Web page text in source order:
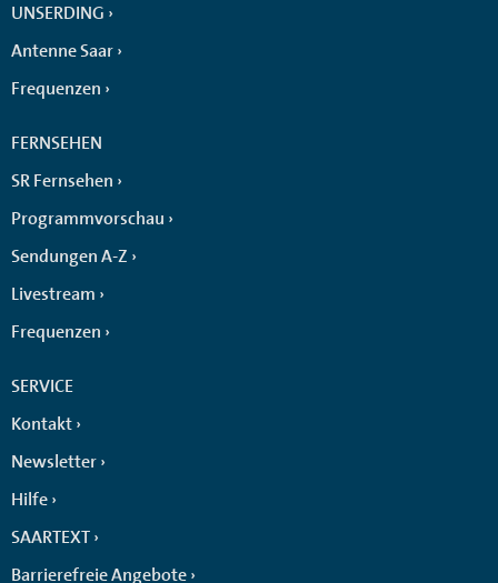
UNSERDING
Antenne Saar
Frequenzen
FERNSEHEN
SR Fernsehen
Programmvorschau
Sendungen A-Z
Livestream
Frequenzen
SERVICE
Kontakt
Newsletter
Hilfe
SAARTEXT
Barrierefreie Angebote